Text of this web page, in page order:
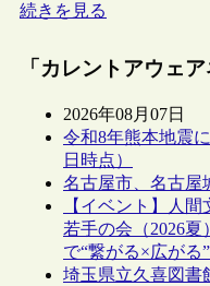
続きを見る
「カレントアウェ
2026年08月07日
令和8年熊本地震
日時点）
名古屋市、名古屋
【イベント】人
若手の会（2026
で“繋がる×広がる
埼玉県立久喜図書